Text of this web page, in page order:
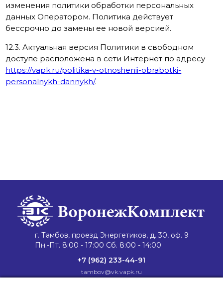
изменения политики обработки персональных
данных Оператором. Политика действует
бессрочно до замены ее новой версией.
12.3. Актуальная версия Политики в свободном
доступе расположена в сети Интернет по адресу
https://vapk.ru/politika-v-otnoshenii-obrabotki-
personalnykh-dannykh/.
г. Тамбов, проезд Энергетиков, д. 30, оф. 9
Пн.-Пт. 8:00 - 17:00 Сб. 8:00 - 14:00
+7 (962) 233-44-91
tambov@vk.vapk.ru